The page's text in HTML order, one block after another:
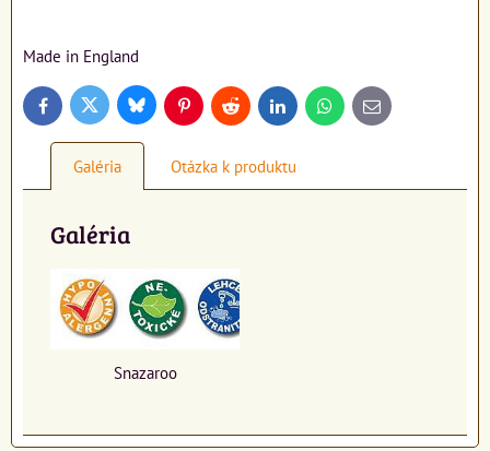
Made in England
FacebookTwitter BlueskyPinterestReddit LinkedInWhatsApp
E-
mail
Galéria Otázka k produktu
Galéria
Snazaroo